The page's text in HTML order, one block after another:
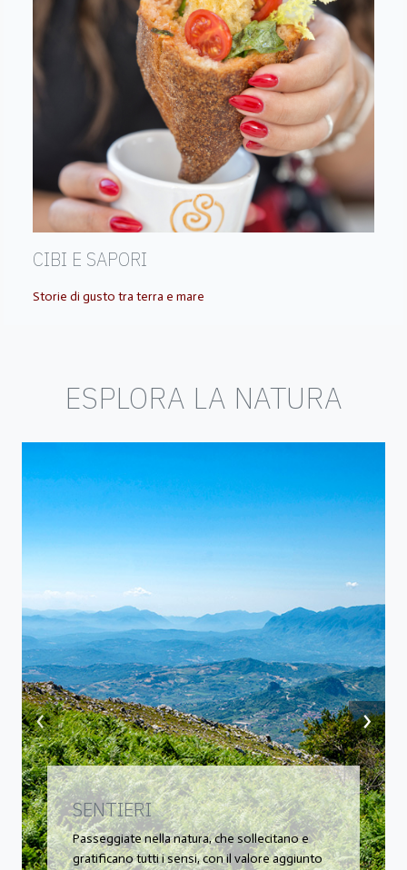
CIBI E SAPORI
Storie di gusto tra terra e mare
ESPLORA LA NATURA
SENTIERI
Passeggiate nella natura, che sollecitano e
gratificano tutti i sensi, con il valore aggiunto
‹ ›